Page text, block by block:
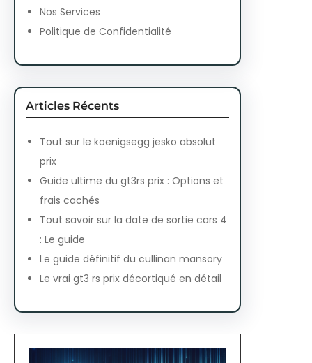
Nos Services
Politique de Confidentialité
Articles Récents
Tout sur le koenigsegg jesko absolut
prix
Guide ultime du gt3rs prix : Options et
frais cachés
Tout savoir sur la date de sortie cars 4
: Le guide
Le guide définitif du cullinan mansory
Le vrai gt3 rs prix décortiqué en détail